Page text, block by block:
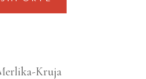
Kruja